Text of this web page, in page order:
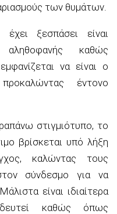
των θυμάτων.
ξεσπάσει είναι
καθώς
να είναι ο
έντονο
στιγμιότυπο, το
βρίσκεται υπό λήξη
καλώντας τους
σύνδεσμο για να
είναι ιδιαίτερα
καθώς όπως